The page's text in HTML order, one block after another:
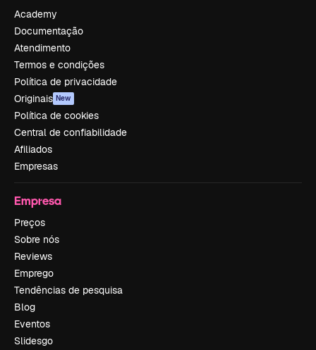
Academy
Documentação
Atendimento
Termos e condições
Política de privacidade
Originais New
Política de cookies
Central de confiabilidade
Afiliados
Empresas
Empresa
Preços
Sobre nós
Reviews
Emprego
Tendências de pesquisa
Blog
Eventos
Slidesgo